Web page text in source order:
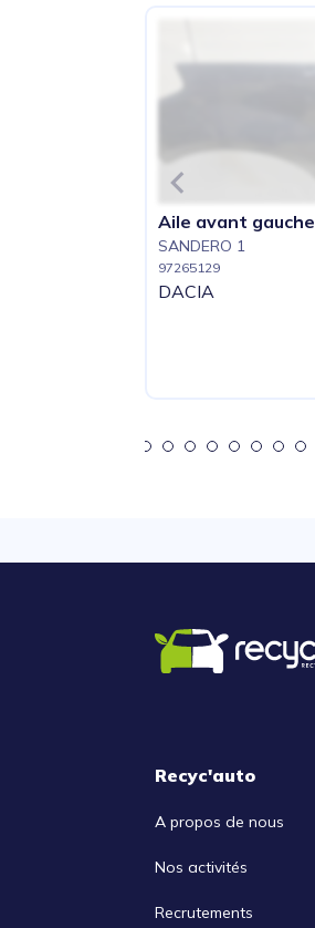
Aile avant gauche
SANDERO 1
97265129
DACIA
Recyc'auto
A propos de nous
Nos activités
Recrutements